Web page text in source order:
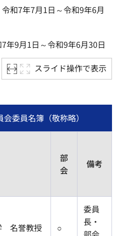
和7年7月1日～令和9年6月
年9月1日～令和9年6月30日
スライド操作で表示
委員名簿（敬称略）
部
会
備考
名誉教授 ○
委員
長・